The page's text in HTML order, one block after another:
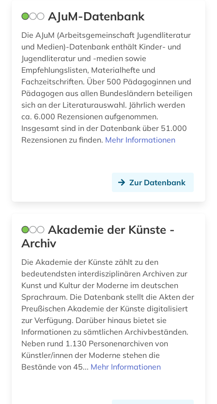
datensammlung (1)
datenverarbeitung (1)
demographie (1)
der sturm (1)
deutsch (166)
deutsche literaturgeschichte (4)
deutsche sagen (1)
deutscher sprachatlas (1)
deutsches nationaltheater weimar (1)
deutsches sprachgebiet (11)
deutsches wörterbuch (grimm) (2)
deutschland (26)
deutschland ddr (1)
AJuM-Datenbank
Die AJuM (Arbeitsgemeinschaft Jugendliteratur
und Medien)-Datenbank enthält Kinder- und
Jugendliteratur und -medien sowie
Empfehlungslisten, Materialhefte und
Fachzeitschriften. Über 500 Pädagoginnen und
Pädagogen aus allen Bundesländern beteiligen
sich an der Literaturauswahl. Jährlich werden
ca. 6.000 Rezensionen aufgenommen.
Insgesamt sind in der Datenbank über 51.000
Rezensionen zu finden. Mehr Informationen
Zur Datenbank
Akademie der Künste -
Archiv
Die Akademie der Künste zählt zu den
bedeutendsten interdisziplinären Archiven zur
Kunst und Kultur der Moderne im deutschen
Sprachraum. Die Datenbank stellt die Akten der
Preußischen Akademie der Künste digitalisiert
zur Verfügung. Darüber hinaus bietet sie
Informationen zu sämtlichen Archivbeständen.
Neben rund 1.130 Personenarchiven von
Künstler/innen der Moderne stehen die
Bestände von 45... Mehr Informationen